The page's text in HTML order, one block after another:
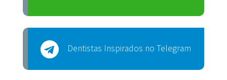
Dentistas Inspirados no Telegram